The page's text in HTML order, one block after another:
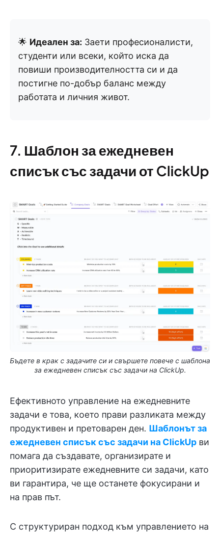
🌟 Идеален за: Заети професионалисти,
студенти или всеки, който иска да
повиши производителността си и да
постигне по-добър баланс между
работата и личния живот.
7. Шаблон за ежедневен
списък със задачи от ClickUp
Бъдете в крак с задачите си и свършете повече с шаблона
за ежедневен списък със задачи на ClickUp.
Ефективното управление на ежедневните
задачи е това, което прави разликата между
продуктивен и претоварен ден. Шаблонът за
ежедневен списък със задачи на ClickUp ви
помага да създавате, организирате и
приоритизирате ежедневните си задачи, като
ви гарантира, че ще останете фокусирани и
на прав път.
С структуриран подход към управлението на